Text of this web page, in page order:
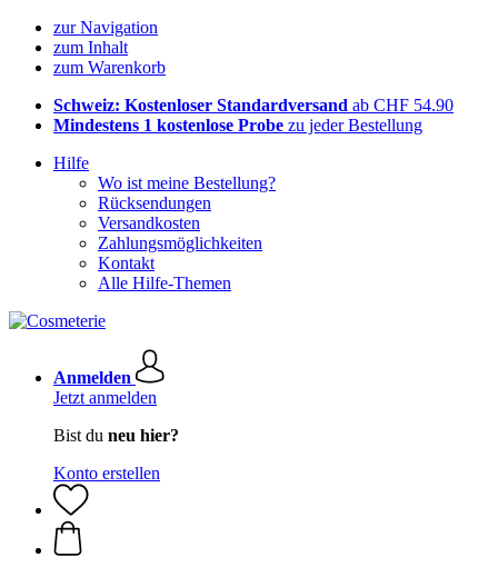
zur Navigation
zum Inhalt
zum Warenkorb
Schweiz: Kostenloser Standardversand ab CHF 54.90
Mindestens 1 kostenlose Probe zu jeder Bestellung
Hilfe
Wo ist meine Bestellung?
Rücksendungen
Versandkosten
Zahlungsmöglichkeiten
Kontakt
Alle Hilfe-Themen
Anmelden
Jetzt anmelden
Bist du neu hier?
Konto erstellen